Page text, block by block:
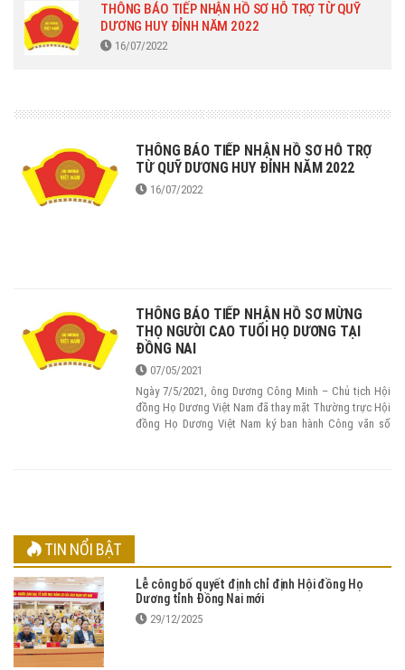
THÔNG BÁO TIẾP NHẬN HỒ SƠ HỖ TRỢ TỪ QUỸ
DƯƠNG HUY ĐỈNH NĂM 2022
16/07/2022
THÔNG BÁO TIẾP NHẬN HỒ SƠ HỖ TRỢ
TỪ QUỸ DƯƠNG HUY ĐỈNH NĂM 2022
16/07/2022
THÔNG BÁO TIẾP NHẬN HỒ SƠ MỪNG
THỌ NGƯỜI CAO TUỔI HỌ DƯƠNG TẠI
ĐỒNG NAI
07/05/2021
Ngày 7/5/2021, ông Dương Công Minh – Chủ tịch Hội
đồng Họ Dương Việt Nam đã thay mặt Thường trực Hội
đồng Họ Dương Việt Nam ký ban hành Công văn số
TIN NỔI BẬT
Lễ công bố quyết định chỉ định Hội đồng Họ
Dương tỉnh Đồng Nai mới
29/12/2025